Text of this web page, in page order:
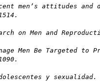
men’s attitudes and
on Men and
Men Be Targeted to
y sexualidad.